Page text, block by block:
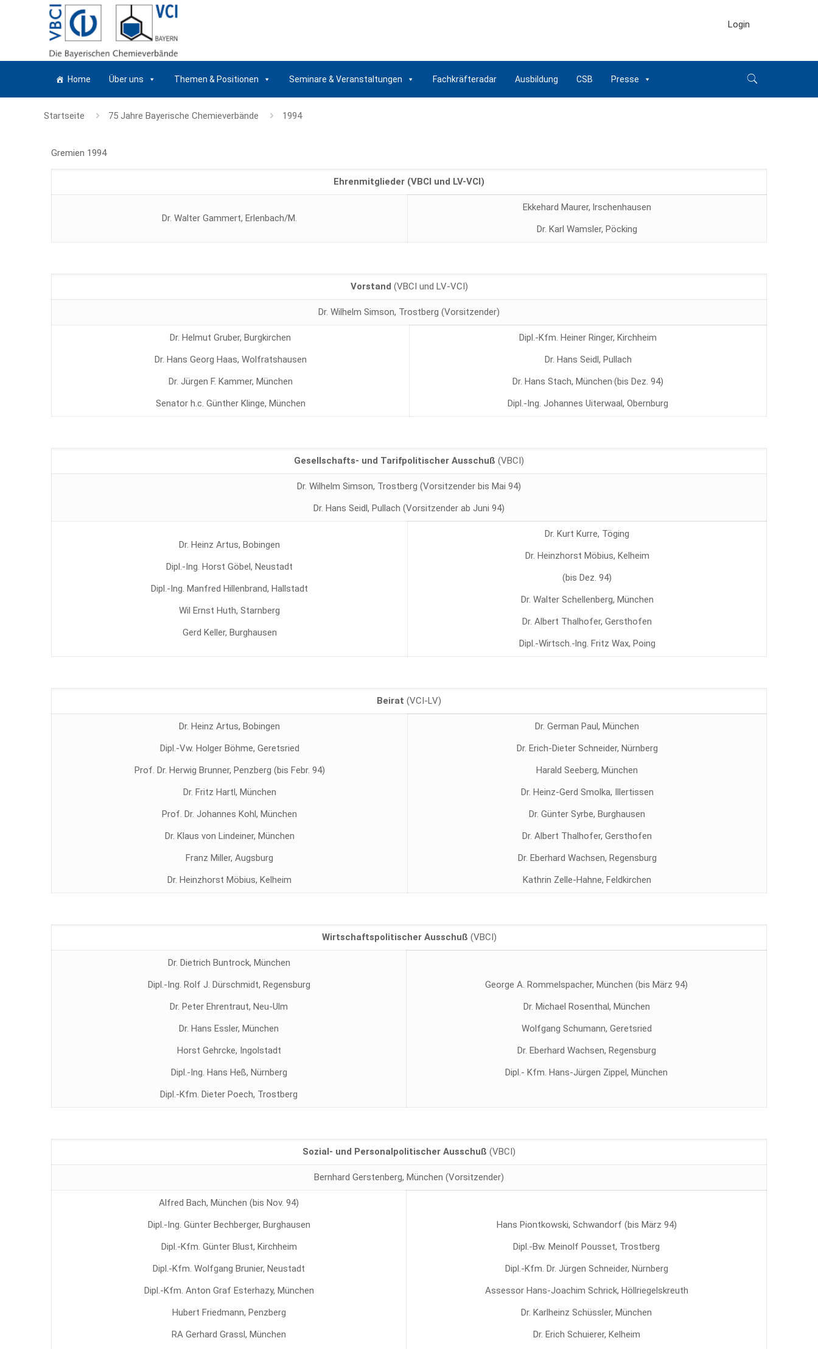
Login
Home Über uns Themen & Positionen Seminare & Veranstaltungen Fachkräfteradar Ausbildung CSB Presse
Startseite 75 Jahre Bayerische Chemieverbände 1994
Gremien 1994
Ehrenmitglieder (VBCI und LV-VCI)
Dr. Walter Gammert, Erlenbach/M.
Ekkehard Maurer, lrschenhausen
Dr. Karl Wamsler, Pöcking
Vorstand (VBCI und LV-VCI)
Dr. Wilhelm Simson, Trostberg (Vorsitzender)
Dr. Helmut Gruber, Burgkirchen
Dr. Hans Georg Haas, Wolfratshausen
Dr. Jürgen F. Kammer, München
Senator h.c. Günther Klinge, München
Dipl.-Kfm. Heiner Ringer, Kirchheim
Dr. Hans Seidl, Pullach
Dr. Hans Stach, München·(bis Dez. 94)
Dipl.-Ing. Johannes Uiterwaal, Obernburg
Gesellschafts- und Tarifpolitischer Ausschuß (VBCI)
Dr. Wilhelm Simson, Trostberg (Vorsitzender bis Mai 94)
Dr. Hans Seidl, Pullach (Vorsitzender ab Juni 94)
Dr. Heinz Artus, Bobingen
Dipl.-Ing. Horst Göbel, Neustadt
Dipl.-Ing. Manfred Hillenbrand, Hallstadt
Wil Ernst Huth, Starnberg
Gerd Keller, Burghausen
Dr. Kurt Kurre, Töging
Dr. Heinzhorst Möbius, Kelheim
(bis Dez. 94)
Dr. Walter Schellenberg, München
Dr. Albert Thalhofer, Gersthofen
Dipl.-Wirtsch.-lng. Fritz Wax, Poing
Beirat (VCI-LV)
Dr. Heinz Artus, Bobingen
Dipl.-Vw. Holger Böhme, Geretsried
Prof. Dr. Herwig Brunner, Penzberg (bis Febr. 94)
Dr. Fritz Hartl, München
Prof. Dr. Johannes Kohl, München
Dr. Klaus von Lindeiner, München
Franz Miller, Augsburg
Dr. Heinzhorst Möbius, Kelheim
Dr. German Paul, München
Dr. Erich-Dieter Schneider, Nürnberg
Harald Seeberg, München
Dr. Heinz-Gerd Smolka, Illertissen
Dr. Günter Syrbe, Burghausen
Dr. Albert Thalhofer, Gersthofen
Dr. Eberhard Wachsen, Regensburg
Kathrin Zelle-Hahne, Feldkirchen
Wirtschaftspolitischer Ausschuß (VBCI)
Dr. Dietrich Buntrock, München
Dipl.-Ing. Rolf J. Dürschmidt, Regensburg
Dr. Peter Ehrentraut, Neu-Ulm
Dr. Hans Essler, München
Horst Gehrcke, Ingolstadt
Dipl.-Ing. Hans Heß, Nürnberg
Dipl.-Kfm. Dieter Poech, Trostberg
George A. Rommelspacher, München (bis März 94)
Dr. Michael Rosenthal, München
Wolfgang Schumann, Geretsried
Dr. Eberhard Wachsen, Regensburg
Dipl.- Kfm. Hans-Jürgen Zippel, München
Sozial- und Personalpolitischer Ausschuß (VBCI)
Bernhard Gerstenberg, München (Vorsitzender)
Alfred Bach, München (bis Nov. 94)
Dipl.-Ing. Günter Bechberger, Burghausen
Dipl.-Kfm. Günter Blust, Kirchheim
Dipl.-Kfm. Wolfgang Brunier, Neustadt
Dipl.-Kfm. Anton Graf Esterhazy, München
Hubert Friedmann, Penzberg
RA Gerhard Grassl, München
Hans Piontkowski, Schwandorf (bis März 94)
Dipl.-Bw. Meinolf Pousset, Trostberg
Dipl.-Kfm. Dr. Jürgen Schneider, Nürnberg
Assessor Hans-Joachim Schrick, Höllriegelskreuth
Dr. Karlheinz Schüssler, München
Dr. Erich Schuierer, Kelheim